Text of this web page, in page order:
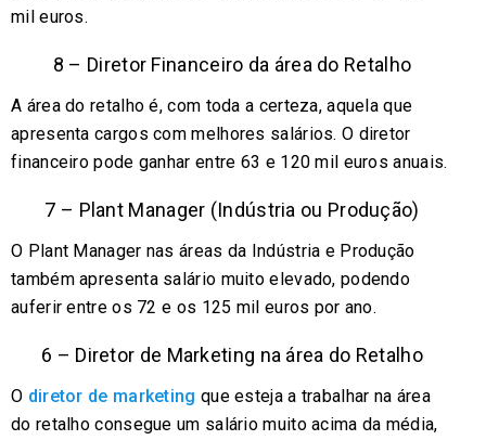
mil euros.
8 – Diretor Financeiro da área do Retalho
A área do retalho é, com toda a certeza, aquela que
apresenta cargos com melhores salários. O diretor
financeiro pode ganhar entre 63 e 120 mil euros anuais.
7 – Plant Manager (Indústria ou Produção)
O Plant Manager nas áreas da Indústria e Produção
também apresenta salário muito elevado, podendo
auferir entre os 72 e os 125 mil euros por ano.
6 – Diretor de Marketing na área do Retalho
O diretor de marketing que esteja a trabalhar na área
do retalho consegue um salário muito acima da média,